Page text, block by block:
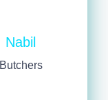
Nabil
Butchers